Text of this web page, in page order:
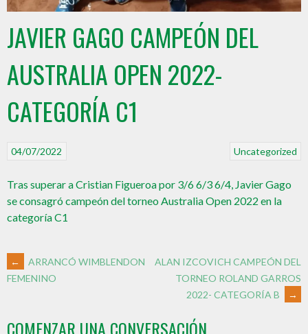
JAVIER GAGO CAMPEÓN DEL
AUSTRALIA OPEN 2022-
CATEGORÍA C1
Uncategorized
04/07/2022
Tras superar a Cristian Figueroa por 3/6 6/3 6/4, Javier Gago
se consagró campeón del torneo Australia Open 2022 en la
categoría C1
←
ARRANCÓ WIMBLENDON
FEMENINO
ALAN IZCOVICH CAMPEÓN DEL
TORNEO ROLAND GARROS
2022- CATEGORÍA B
→
COMENZAR UNA CONVERSACIÓN